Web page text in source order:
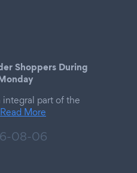
Shoppers During
part of the
Read More
08-06